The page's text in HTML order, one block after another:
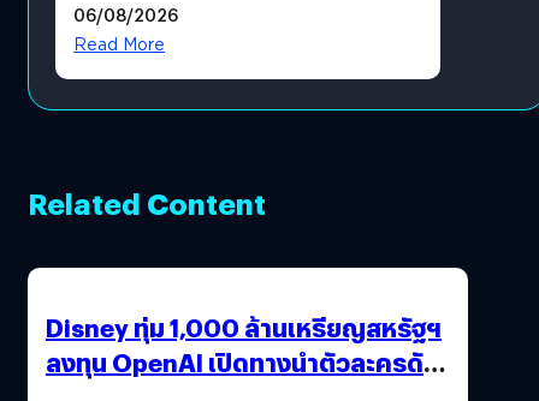
?
06/08/2026
Read More
Related Content
Disney ทุ่ม 1,000 ล้านเหรียญสหรัฐฯ
ลงทุน OpenAI เปิดทางนำตัวละครดัง